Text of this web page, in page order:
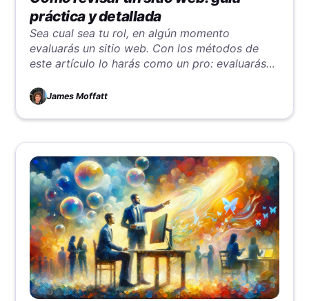
práctica y detallada
Sea cual sea tu rol, en algún momento
evaluarás un sitio web. Con los métodos de
este artículo lo harás como un pro: evaluarás
completas.
James Moffatt